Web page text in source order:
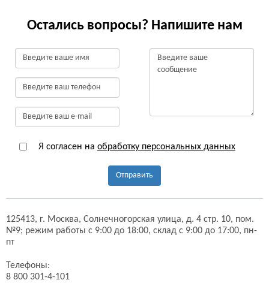
Остались вопросы? Напишите нам
Я согласен на обработку персональных данных
Отправить
125413, г. Москва, Солнечногорская улица, д. 4 стр. 10, пом.
№9; режим работы с 9:00 до 18:00, склад с 9:00 до 17:00, пн-
пт
Телефоны:
8 800 301-4-101